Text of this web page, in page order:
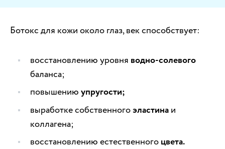
Ботокс для кожи около глаз, век способствует:
восстановлению уровня водно-солевого
баланса;
повышению упругости;
выработке собственногоэластина и
коллагена;
восстановлению естественного цвета.